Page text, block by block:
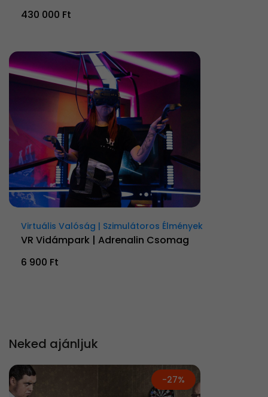
430 000 Ft
Virtuális Valóság | Szimulátoros Élmények
VR Vidámpark | Adrenalin Csomag
6 900 Ft
Neked ajánljuk
-27%